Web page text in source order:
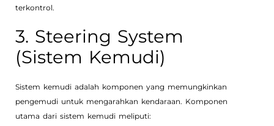
terkontrol.
3. Steering System
(Sistem Kemudi)
Sistem kemudi adalah komponen yang memungkinkan
pengemudi untuk mengarahkan kendaraan. Komponen
utama dari sistem kemudi meliputi: